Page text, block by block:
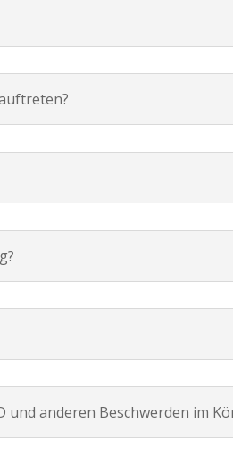
und anderen Beschwerden im